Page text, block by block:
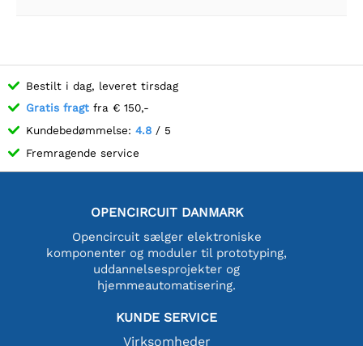
Bestilt i dag, leveret tirsdag
Gratis fragt fra € 150,-
Kundebedømmelse: 4.8 / 5
Fremragende service
OPENCIRCUIT DANMARK
Opencircuit sælger elektroniske
komponenter og moduler til prototyping,
uddannelsesprojekter og
hjemmeautomatisering.
KUNDE SERVICE
Virksomheder